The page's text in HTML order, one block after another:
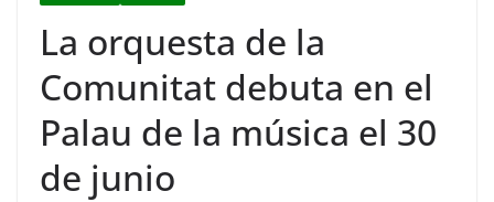
La orquesta de la
Comunitat debuta en el
Palau de la música el 30
de junio